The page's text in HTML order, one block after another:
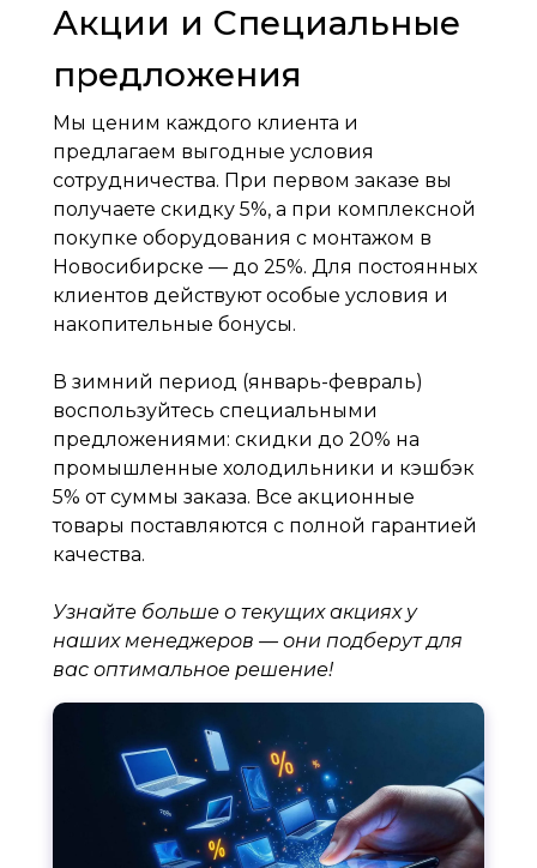
Акции и Специальные
предложения
Мы ценим каждого клиента и
предлагаем выгодные условия
сотрудничества. При первом заказе вы
получаете скидку 5%, а при комплексной
покупке оборудования с монтажом в
Новосибирске — до 25%. Для постоянных
клиентов действуют особые условия и
накопительные бонусы.
В зимний период (январь-февраль)
воспользуйтесь специальными
предложениями: скидки до 20% на
промышленные холодильники и кэшбэк
5% от суммы заказа. Все акционные
товары поставляются с полной гарантией
качества.
Узнайте больше о текущих акциях у
наших менеджеров — они подберут для
вас оптимальное решение!